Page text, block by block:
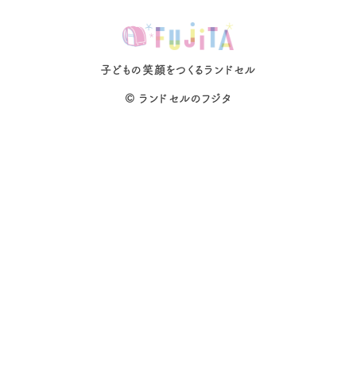
子どもの笑顔をつくるランドセル
© ランドセルのフジタ